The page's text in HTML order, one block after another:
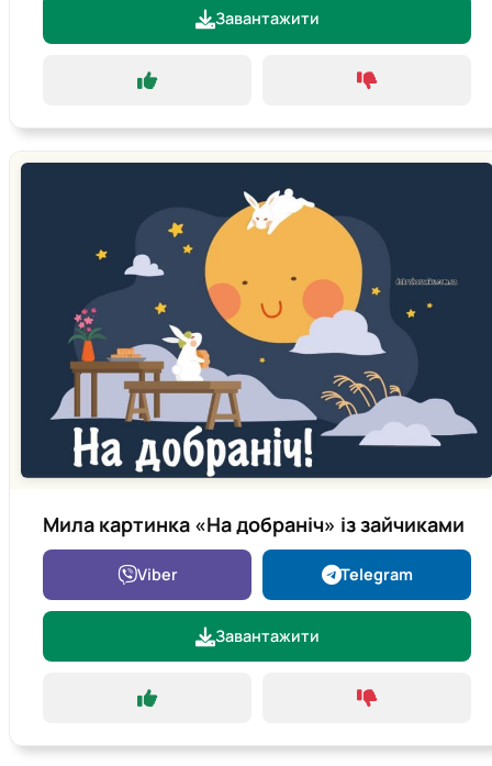
Завантажити
Мила картинка «На добраніч» із зайчиками
Viber Telegram
Завантажити